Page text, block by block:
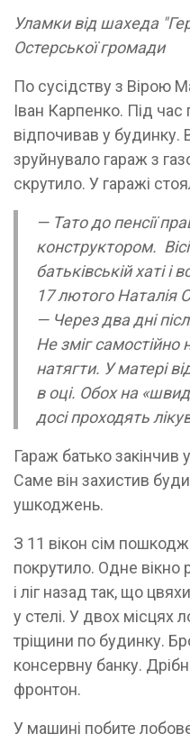
Уламки від шахеда
Остерської громади
По сусідству з Вірою
Іван Карпенко. Під час
відпочивав у
зруйнувало гараж з
скрутило. У гаражі
— Тато до пенсії
конструктором.
батьківській хаті
17 лютого
— Через два дні
Не зміг самостійно
натягти. У матері
в оці. Обох на
досі проходять
Гараж батько закінчив
Саме він захистив
ушкоджень.
З 11 вікон сім
покрутило. Одне вікно
і ліг назад так, що
у стелі. У двох місцях
тріщини по будинку.
консервну банку.
фронтон.
У машині побите